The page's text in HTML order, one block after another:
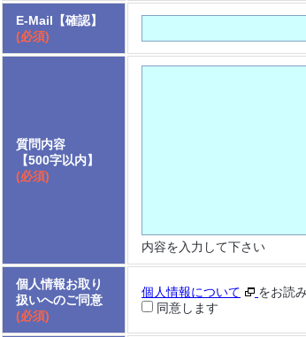
E-Mail【確認】
(必須)
質問内容
【500字以内】
(必須)
内容を入力して下さい
個人情報お取り
扱いへのご同意
(必須)
個人情報について
をお読
同意します